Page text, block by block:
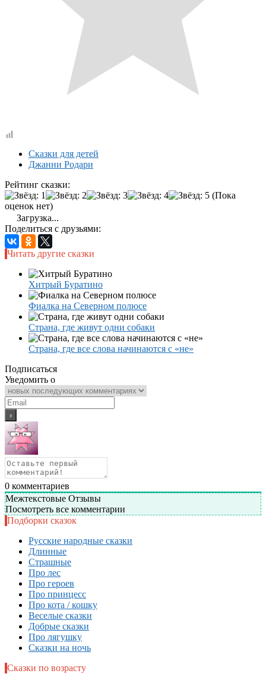
Сказки для детей
Джанни Родари
Рейтинг сказки:
(Пока
оценок нет)
Загрузка...
Поделиться с друзьями:
Читать другие сказки
Хитрый Буратино
Фиалка на Северном полюсе
Страна, где живут одни собаки
Страна, где все слова начинаются с «не»
Подписаться
Уведомить о
0 комментариев
Межтекстовые Отзывы
Посмотреть все комментарии
Подборки сказок
Русские народные сказки
Длинные
Страшные
Про лес
Про героев
Про принцесс
Про кота / кошку
Веселые сказки
Добрые сказки
Про лягушку
Сказки на ночь
Сказки по возрасту